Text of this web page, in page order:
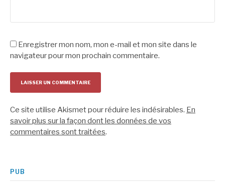
Enregistrer mon nom, mon e-mail et mon site dans le
navigateur pour mon prochain commentaire.
Ce site utilise Akismet pour réduire les indésirables. En
savoir plus sur la façon dont les données de vos
commentaires sont traitées.
PUB